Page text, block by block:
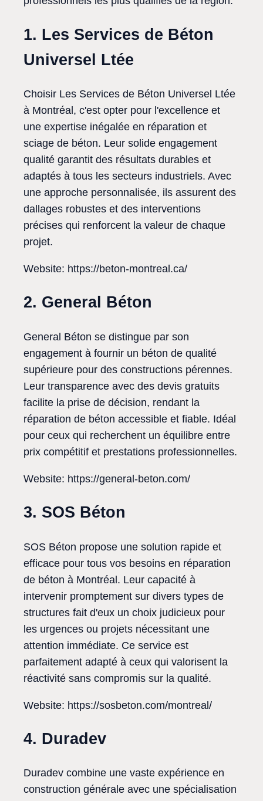
1. Les Services de Béton
Universel Ltée
Choisir Les Services de Béton Universel Ltée
à Montréal, c'est opter pour l'excellence et
une expertise inégalée en réparation et
sciage de béton. Leur solide engagement
qualité garantit des résultats durables et
adaptés à tous les secteurs industriels. Avec
une approche personnalisée, ils assurent des
dallages robustes et des interventions
précises qui renforcent la valeur de chaque
projet.
Website: https://beton-montreal.ca/
2. General Béton
General Béton se distingue par son
engagement à fournir un béton de qualité
supérieure pour des constructions pérennes.
Leur transparence avec des devis gratuits
facilite la prise de décision, rendant la
réparation de béton accessible et fiable. Idéal
pour ceux qui recherchent un équilibre entre
prix compétitif et prestations professionnelles.
Website: https://general-beton.com/
3. SOS Béton
SOS Béton propose une solution rapide et
efficace pour tous vos besoins en réparation
de béton à Montréal. Leur capacité à
intervenir promptement sur divers types de
structures fait d'eux un choix judicieux pour
les urgences ou projets nécessitant une
attention immédiate. Ce service est
parfaitement adapté à ceux qui valorisent la
réactivité sans compromis sur la qualité.
Website: https://sosbeton.com/montreal/
4. Duradev
Duradev combine une vaste expérience en
construction générale avec une spécialisation